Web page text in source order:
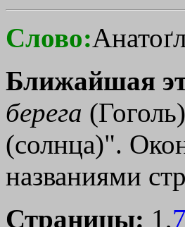
Слово:
Ближайшая
берега
(солнца)".
названиями
Страницы: 1,